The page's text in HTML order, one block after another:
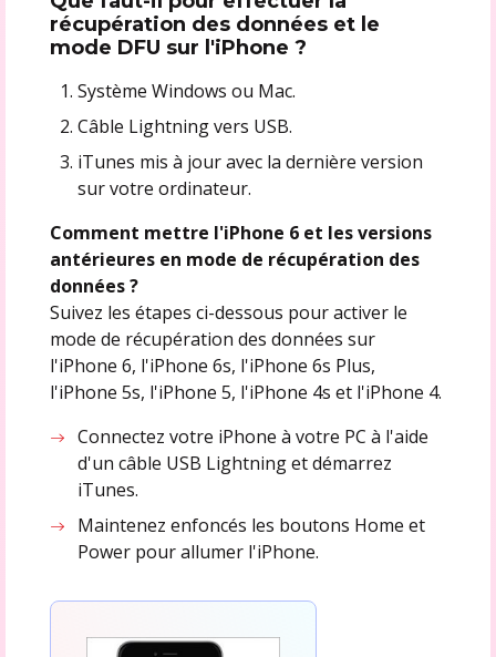
récupération des données et le
mode DFU sur l'iPhone ?
Système Windows ou Mac.
Câble Lightning vers USB.
iTunes mis à jour avec la dernière version
sur votre ordinateur.
Comment mettre l'iPhone 6 et les versions
antérieures en mode de récupération des
données ?
Suivez les étapes ci-dessous pour activer le
mode de récupération des données sur
l'iPhone 6, l'iPhone 6s, l'iPhone 6s Plus,
l'iPhone 5s, l'iPhone 5, l'iPhone 4s et l'iPhone 4.
Connectez votre iPhone à votre PC à l'aide
d'un câble USB Lightning et démarrez
iTunes.
Maintenez enfoncés les boutons Home et
Power pour allumer l'iPhone.